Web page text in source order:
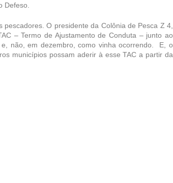
Defeso.
O presidente da Colônia de Pesca Z 4,
– Termo de Ajustamento de Conduta – junto ao
não, em dezembro, como vinha ocorrendo.  E, o
municípios possam aderir à esse TAC a partir da